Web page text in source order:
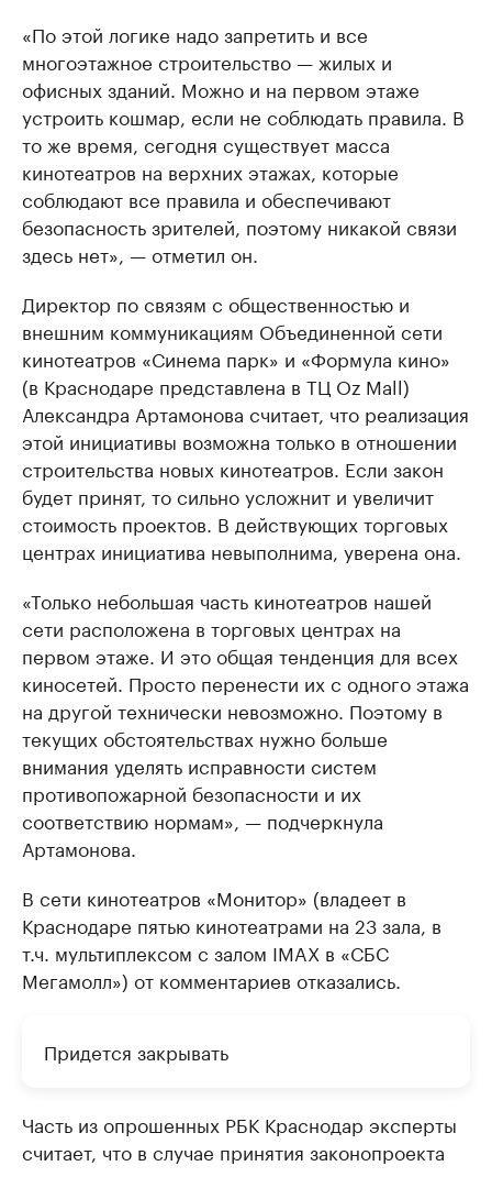
«По этой логике надо запретить и все
многоэтажное строительство — жилых и
офисных зданий. Можно и на первом этаже
устроить кошмар, если не соблюдать правила. В
то же время, сегодня существует масса
кинотеатров на верхних этажах, которые
соблюдают все правила и обеспечивают
безопасность зрителей, поэтому никакой связи
здесь нет», — отметил он.
Директор по связям с общественностью и
внешним коммуникациям Объединенной сети
кинотеатров «Синема парк» и «Формула кино»
(в Краснодаре представлена в ТЦ Oz Mall)
Александра Артамонова считает, что реализация
этой инициативы возможна только в отношении
строительства новых кинотеатров. Если закон
будет принят, то сильно усложнит и увеличит
стоимость проектов. В действующих торговых
центрах инициатива невыполнима, уверена она.
«Только небольшая часть кинотеатров нашей
сети расположена в торговых центрах на
первом этаже. И это общая тенденция для всех
киносетей. Просто перенести их с одного этажа
на другой технически невозможно. Поэтому в
текущих обстоятельствах нужно больше
внимания уделять исправности систем
противопожарной безопасности и их
соответствию нормам», — подчеркнула
Артамонова.
В сети кинотеатров «Монитор» (владеет в
Краснодаре пятью кинотеатрами на 23 зала, в
т.ч. мультиплексом ​с залом IMAX в «СБС
Мегамолл») от комментариев отказались.
Придется закрывать
Часть из опрошенных РБК Краснодар эксперты
считает, что в случае принятия законопроекта